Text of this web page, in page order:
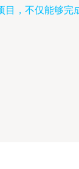
，不仅能够